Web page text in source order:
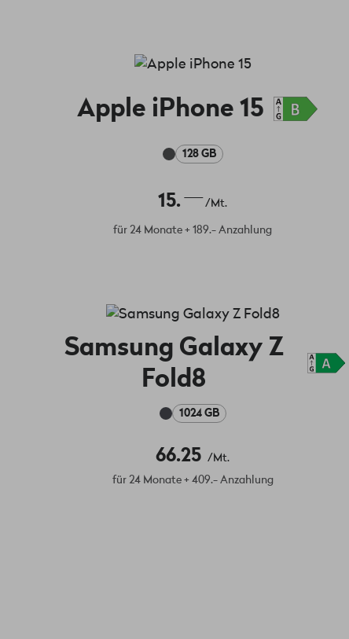
Apple iPhone 15
128 GB
15. /Mt.
für 24 Monate + 189.- Anzahlung
Samsung Galaxy Z
Fold8
1024 GB
66.25 /Mt.
für 24 Monate + 409.- Anzahlung